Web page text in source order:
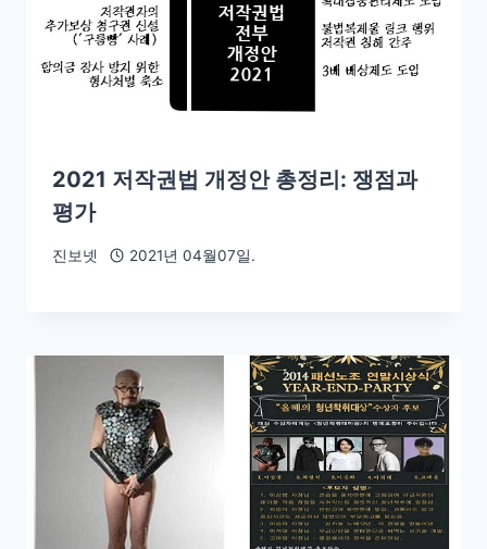
2021 저작권법 개정안 총정리: 쟁점과
평가
진보넷 2021년 04월07일.